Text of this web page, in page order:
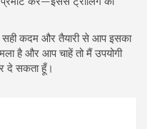
सही कदम और तैयारी से आप इसका
है और आप चाहें तो मैं उपयोगी
दे सकता हूँ।